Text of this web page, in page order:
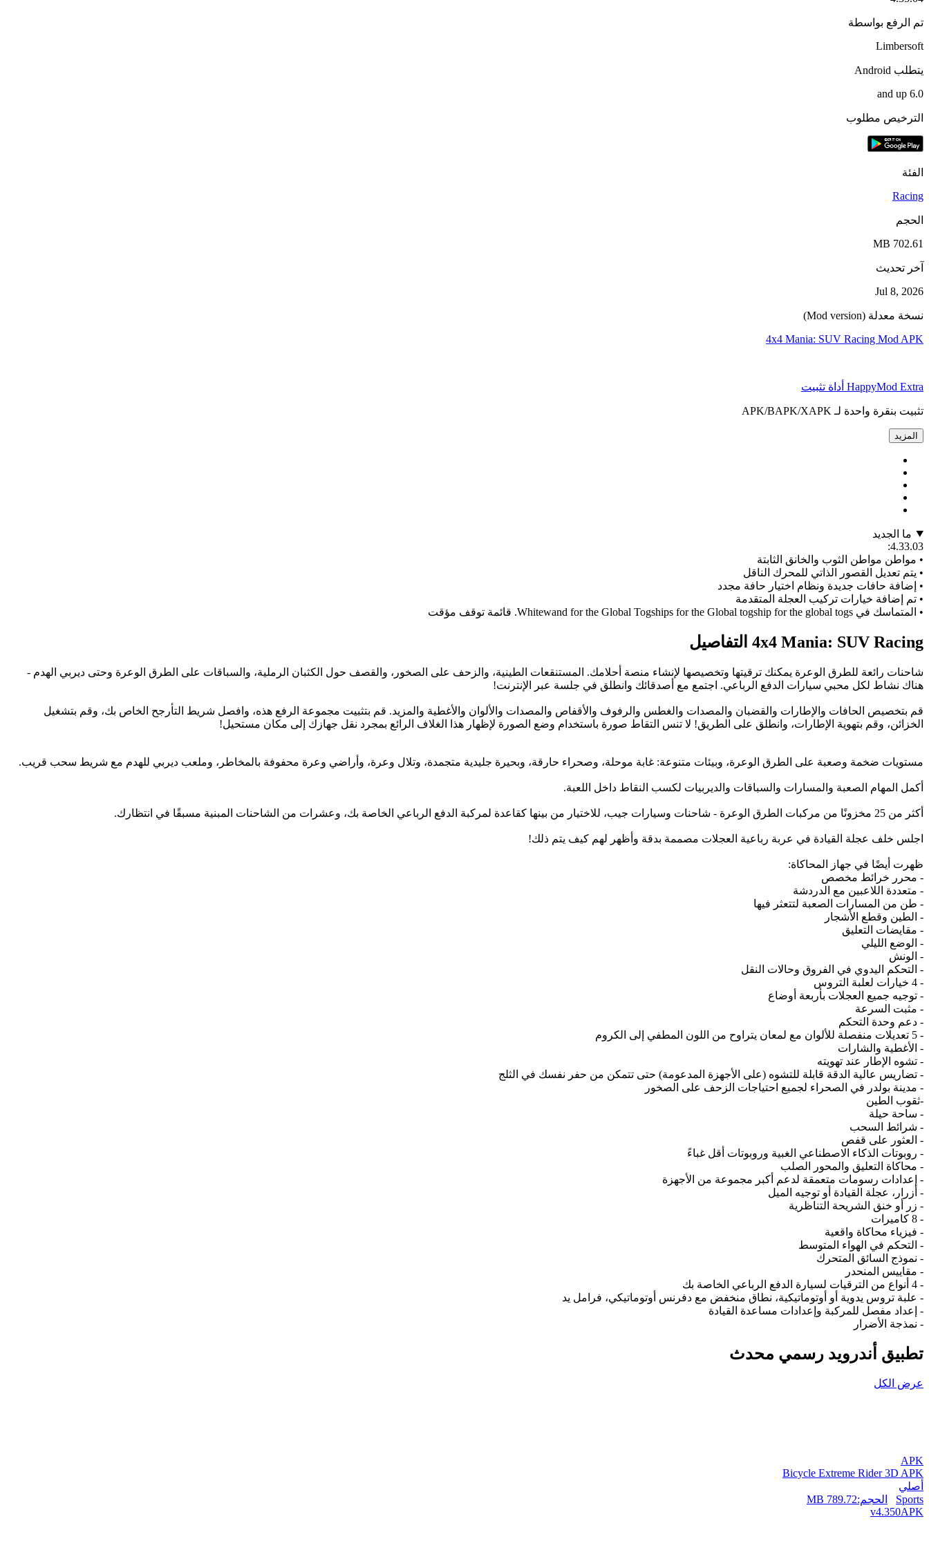
تم الرفع بواسطة
Limbersoft
يتطلب Android
6.0 and up
الترخيص مطلوب
الفئة
Racing
الحجم
702.61 MB
آخر تحديث
Jul 8, 2026
نسخة معدلة (Mod version)
4x4 Mania: SUV Racing Mod APK
HappyMod Extra أداة تثبيت
تثبيت بنقرة واحدة لـ APK/BAPK/XAPK
المزيد
ما الجديد
4.33.03:
• مواطن مواطن الثوب والخانق الثابتة
• يتم تعديل القصور الذاتي للمحرك الناقل
• إضافة حافات جديدة ونظام اختيار حافة مجدد
• تم إضافة خيارات تركيب العجلة المتقدمة
• المتماسك في Whitewand for the Global Togships for the Global togship for the global togs. قائمة توقف مؤقت
4x4 Mania: SUV Racing التفاصيل
شاحنات رائعة للطرق الوعرة يمكنك ترقيتها وتخصيصها لإنشاء منصة أحلامك. المستنقعات الطينية، والزحف على الصخور، والقصف حول الكثبان الرملية، والسباقات على الطرق الوعرة وحتى ديربي الهدم -
هناك نشاط لكل محبي سيارات الدفع الرباعي. اجتمع مع أصدقائك وانطلق في جلسة عبر الإنترنت!
قم بتخصيص الحافات والإطارات والقضبان والمصدات والغطس والرفوف والأقفاص والمصدات والألوان والأغطية والمزيد. قم بتثبيت مجموعة الرفع هذه، وافصل شريط التأرجح الخاص بك، وقم بتشغيل
الخزائن، وقم بتهوية الإطارات، وانطلق على الطريق! لا تنس التقاط صورة باستخدام وضع الصورة لإظهار هذا الغلاف الرائع بمجرد نقل جهازك إلى مكان مستحيل!
مستويات ضخمة وصعبة على الطرق الوعرة، وبيئات متنوعة: غابة موحلة، وصحراء حارقة، وبحيرة جليدية متجمدة، وتلال وعرة، وأراضي وعرة محفوفة بالمخاطر، وملعب ديربي للهدم مع شريط سحب قريب.
أكمل المهام الصعبة والمسارات والسباقات والديربيات لكسب النقاط داخل اللعبة.
أكثر من 25 مخزونًا من مركبات الطرق الوعرة - شاحنات وسيارات جيب، للاختيار من بينها كقاعدة لمركبة الدفع الرباعي الخاصة بك، وعشرات من الشاحنات المبنية مسبقًا في انتظارك.
اجلس خلف عجلة القيادة في عربة رباعية العجلات مصممة بدقة وأظهر لهم كيف يتم ذلك!
ظهرت أيضًا في جهاز المحاكاة:
- محرر خرائط مخصص
- متعددة اللاعبين مع الدردشة
- طن من المسارات الصعبة لتتعثر فيها
- الطين وقطع الأشجار
- مقايضات التعليق
- الوضع الليلي
- الونش
- التحكم اليدوي في الفروق وحالات النقل
- 4 خيارات لعلبة التروس
- توجيه جميع العجلات بأربعة أوضاع
- مثبت السرعة
- دعم وحدة التحكم
- 5 تعديلات منفصلة للألوان مع لمعان يتراوح من اللون المطفي إلى الكروم
- الأغطية والشارات
- تشوه الإطار عند تهويته
- تضاريس عالية الدقة قابلة للتشوه (على الأجهزة المدعومة) حتى تتمكن من حفر نفسك في الثلج
- مدينة بولدر في الصحراء لجميع احتياجات الزحف على الصخور
-ثقوب الطين
- ساحة حيلة
- شرائط السحب
- العثور على قفص
- روبوتات الذكاء الاصطناعي الغبية وروبوتات أقل غباءً
- محاكاة التعليق والمحور الصلب
- إعدادات رسومات متعمقة لدعم أكبر مجموعة من الأجهزة
- أزرار، عجلة القيادة أو توجيه الميل
- زر أو خنق الشريحة التناظرية
- 8 كاميرات
- فيزياء محاكاة واقعية
- التحكم في الهواء المتوسط
- نموذج السائق المتحرك
- مقاييس المنحدر
- 4 أنواع من الترقيات لسيارة الدفع الرباعي الخاصة بك
- علبة تروس يدوية أو أوتوماتيكية، نطاق منخفض مع دفرنس أوتوماتيكي، فرامل يد
- إعداد مفصل للمركبة وإعدادات مساعدة القيادة
- نمذجة الأضرار
تطبيق أندرويد رسمي محدث
عرض الكل
APK
Bicycle Extreme Rider 3D APK
أصلي
Sports
الحجم:789.72 MB
v4.350APK